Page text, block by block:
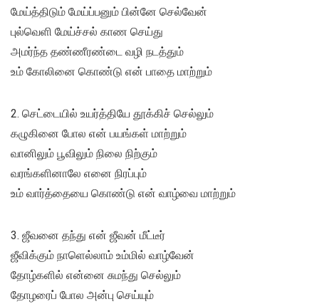
மேய்த்திடும் மேய்ப்பனும் பின்னே செல்வேன்
புல்வெளி மேய்ச்சல் காண செய்து
அமர்ந்த தண்ணீரண்டை வழி நடத்தும்
உம் கோலினை கொண்டு என் பாதை மாற்றும்
2. செட்டையில் உயர்த்தியே தூக்கிச் செல்லும்
கழுகினை போல என் பயங்கள் மாற்றும்
வானிலும் பூவிலும் நிலை நிற்கும்
வரங்களினாலே எனை நிரப்பும்
உம் வார்த்தையை கொண்டு என் வாழ்வை மாற்றும்
3. ஜீவனை தந்து என் ஜீவன் மீட்டீர்
ஜீவிக்கும் நாளெல்லாம் உம்மில் வாழ்வேன்
தோழ்களில் என்னை சுமந்து செல்லும்
தோழரைப் போல அன்பு செய்யும்